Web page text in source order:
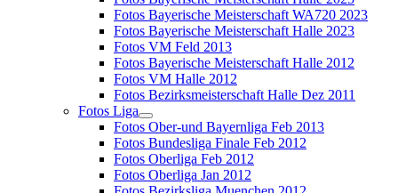
Fotos Bayerische Meisterschaft WA720 2023
Fotos Bayerische Meisterschaft Halle 2023
Fotos VM Feld 2013
Fotos Bayerische Meisterschaft Halle 2012
Fotos VM Halle 2012
Fotos Bezirksmeisterschaft Halle Dez 2011
Fotos Liga
Fotos Ober-und Bayernliga Feb 2013
Fotos Bundesliga Finale Feb 2012
Fotos Oberliga Feb 2012
Fotos Oberliga Jan 2012